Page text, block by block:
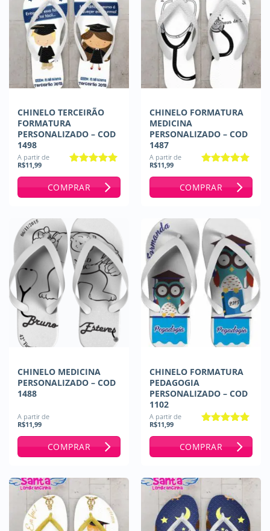
CHINELO TERCEIRÃO
FORMATURA
PERSONALIZADO – COD
1498
A partir de
R$11,99
COMPRAR
CHINELO FORMATURA
MEDICINA
PERSONALIZADO – COD
1487
A partir de
R$11,99
COMPRAR
CHINELO MEDICINA
PERSONALIZADO – COD
1488
A partir de
R$11,99
COMPRAR
CHINELO FORMATURA
PEDAGOGIA
PERSONALIZADO – COD
1102
A partir de
R$11,99
COMPRAR